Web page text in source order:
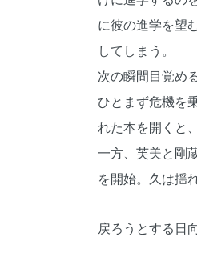
に彼の進学を望
してしまう。
次の瞬間目覚め
ひとまず危機を
れた本を開くと
一方、芙美と剛
を開始。久は揺
戻ろうとする日